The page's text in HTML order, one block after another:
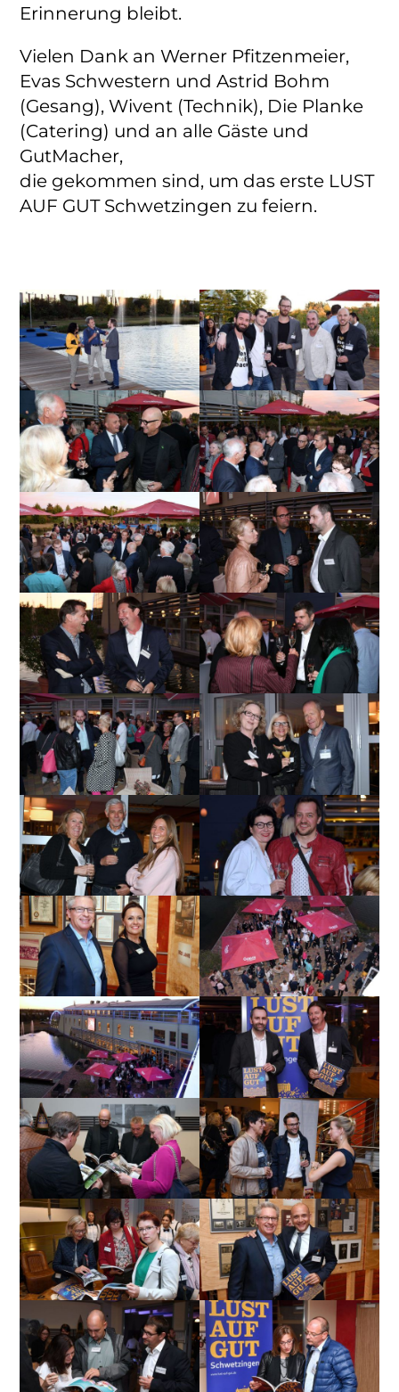
Erinnerung bleibt.
Vielen Dank an Werner Pfitzenmeier,
Evas Schwestern und Astrid Bohm
(Gesang), Wivent (Technik), Die Planke
(Catering) und an alle Gäste und
GutMacher,
die gekommen sind, um das erste LUST
AUF GUT Schwetzingen zu feiern.